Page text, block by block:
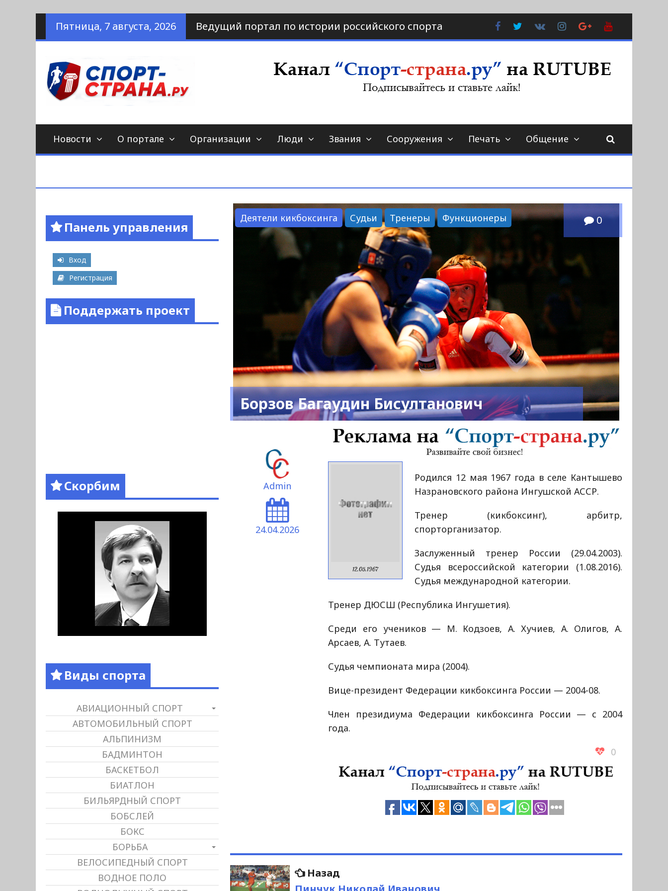
НаверхПятница, 7 августа, 2026 Ведущий портал по истории российского спорта FacebookTwitter
Контакте
Instagram
Google
Plus
Спорт-страна.ру
портал по истории спорта
Новости О портале Организации Люди Звания Сооружения Печать Общение
Деятели кикбоксинга Судьи Тренеры Функционеры 0
Борзов Багаудин Бисултанович
Admin
24.04.2026
12.05.1967
Родился 12 мая 1967 года в селе Кантышево
Назрановского района Ингушской АССР.
Тренер (кикбоксинг), арбитр,
спорторганизатор.
Заслуженный тренер России (29.04.2003).
Судья всероссийской категории (1.08.2016).
Судья международной категории.
Тренер ДЮСШ (Республика Ингушетия).
Среди его учеников — М. Кодзоев, А. Хучиев, А. Олигов, А.
Арсаев, А. Тутаев.
Судья чемпионата мира (2004).
Вице-президент Федерации кикбоксинга России — 2004-08.
Член президиума Федерации кикбоксинга России — с 2004
года.
0
НавигацияНазад
запись:
Панель управления
Вход
Регистрация
Поддержать проект
Скорбим
Виды спорта
АВИАЦИОННЫЙ СПОРТ
АВТОМОБИЛЬНЫЙ СПОРТ
АЛЬПИНИЗМ
БАДМИНТОН
БАСКЕТБОЛ
БИАТЛОН
БИЛЬЯРДНЫЙ СПОРТ
БОБСЛЕЙ
БОКС
БОРЬБА
ВЕЛОСИПЕДНЫЙ СПОРТ
ВОДНОЕ ПОЛО